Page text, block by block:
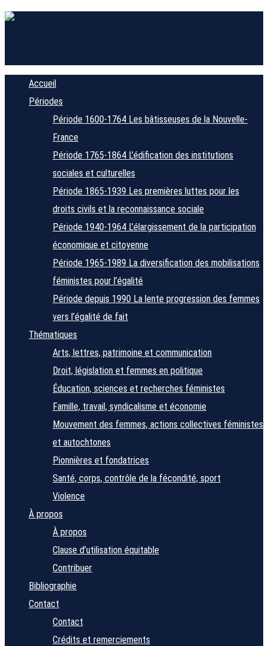
Accueil
Périodes
Période 1600-1764 Les bâtisseuses de la Nouvelle-
France
Période 1765-1864 L’édification des institutions
sociales et culturelles
Période 1865-1939 Les premières luttes pour les
droits civils et la reconnaissance sociale
Période 1940-1964 L’élargissement de la participation
économique et citoyenne
Période 1965-1989 La diversification des mobilisations
féministes pour l’égalité
Période depuis 1990 La lente progression des femmes
vers l’égalité de fait
Thématiques
Arts, lettres, patrimoine et communication
Droit, législation et femmes en politique
Éducation, sciences et recherches féministes
Famille, travail, syndicalisme et économie
Mouvement des femmes, actions collectives féministes
et autochtones
Pionnières et fondatrices
Santé, corps, contrôle de la fécondité, sport
Violence
À propos
À propos
Clause d’utilisation équitable
Contribuer
Bibliographie
Contact
Contact
Crédits et remerciements